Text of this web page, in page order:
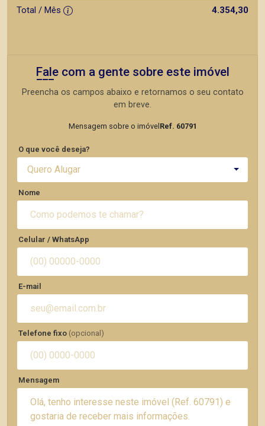
Total / Mês
4.354,30
Fale com a gente sobre este imóvel
Preencha os campos abaixo e retornamos o seu contato
em breve.
Mensagem sobre o imóvel Ref. 60791
O que você deseja?
Quero Alugar
Nome
Celular / WhatsApp
E-mail
Telefone fixo (opcional)
Mensagem